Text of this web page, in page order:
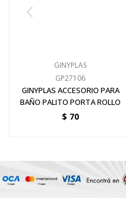
GINYPLAS
GP27106
GINYPLAS ACCESORIO PARA
BAÑO PALITO PORTA ROLLO
$ 70